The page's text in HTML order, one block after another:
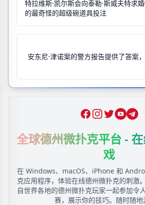
特拉维斯·凯尔斯会向泰勒·斯威夫特求
的最奇怪的超级碗道具投注
安东尼·津诺案的警方报告提供了答案
Facebook
Instagram
Twitter
全球德州微扑克平台 -
戏
在 Windows、macOS、iPhone 和
克应用程序，体验在线德州微扑克的刺激
自世界各地的德州微扑克玩家一起参加令
赛，展示你的技巧。随时随地